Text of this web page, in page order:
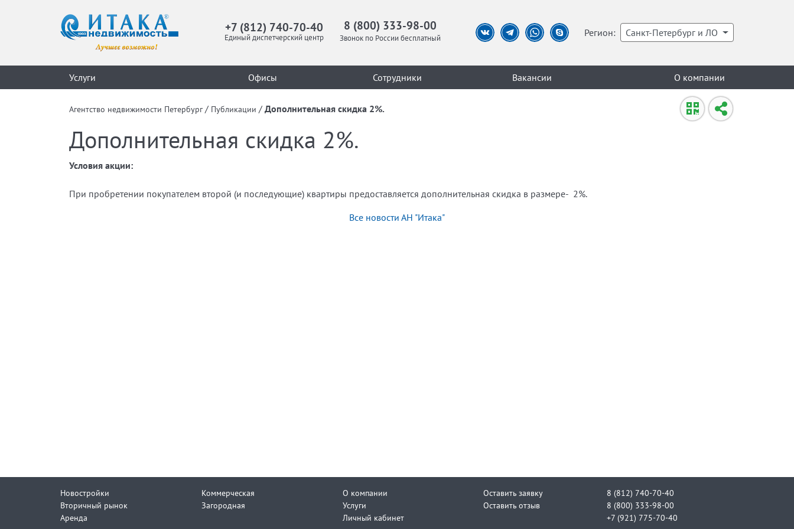
+7 (812) 740-70-40
Единый диспетчерский центр
8 (800) 333-98-00
Звонок по России бесплатный Регион: Санкт-Петербург и ЛО
Услуги Офисы Сотрудники Вакансии О компании
Агентство недвижимости Петербург / Публикации / Дополнительная скидка 2%.
Дополнительная скидка 2%.
Условия акции:
При пробретении покупателем второй (и последующие) квартиры предоставляется дополнительная скидка в размере- 2%.
Все новости АН "Итака"
Новостройки
Вторичный рынок
Аренда
Коммерческая
Загородная
О компании
Услуги
Личный кабинет
Оставить заявку
Оставить отзыв
8 (812) 740-70-40
8 (800) 333-98-00
+7 (921) 775-70-40